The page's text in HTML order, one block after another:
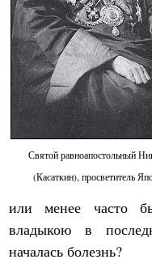
Святой равноапостольный
(Касаткин), просветитель
или менее часто
владыкою в
началась болезнь?